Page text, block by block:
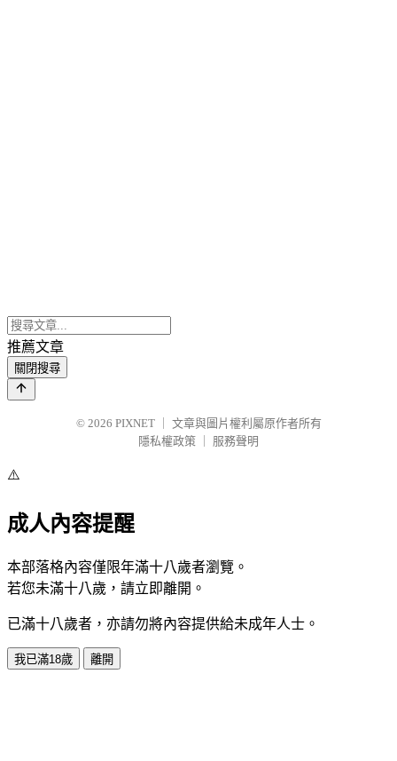
推薦文章
關閉搜尋
© 2026 PIXNET
文章與圖片權利屬原作者所有
隱私權政策
服務聲明
⚠️
成人內容提醒
本部落格內容僅限年滿十八歲者瀏覽。
若您未滿十八歲，請立即離開。
已滿十八歲者，亦請勿將內容提供給未成年人士。
我已滿18歲 離開